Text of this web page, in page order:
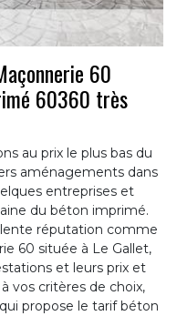
60
60360 très
au prix le plus bas du
aménagements dans
entreprises et
du béton imprimé.
réputation comme
60 située à Le Gallet,
et leurs prix et
vos critères de choix,
propose le tarif béton